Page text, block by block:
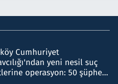
Cumhuriyet
yeni nesil suç
operasyon: 50 şüpheli